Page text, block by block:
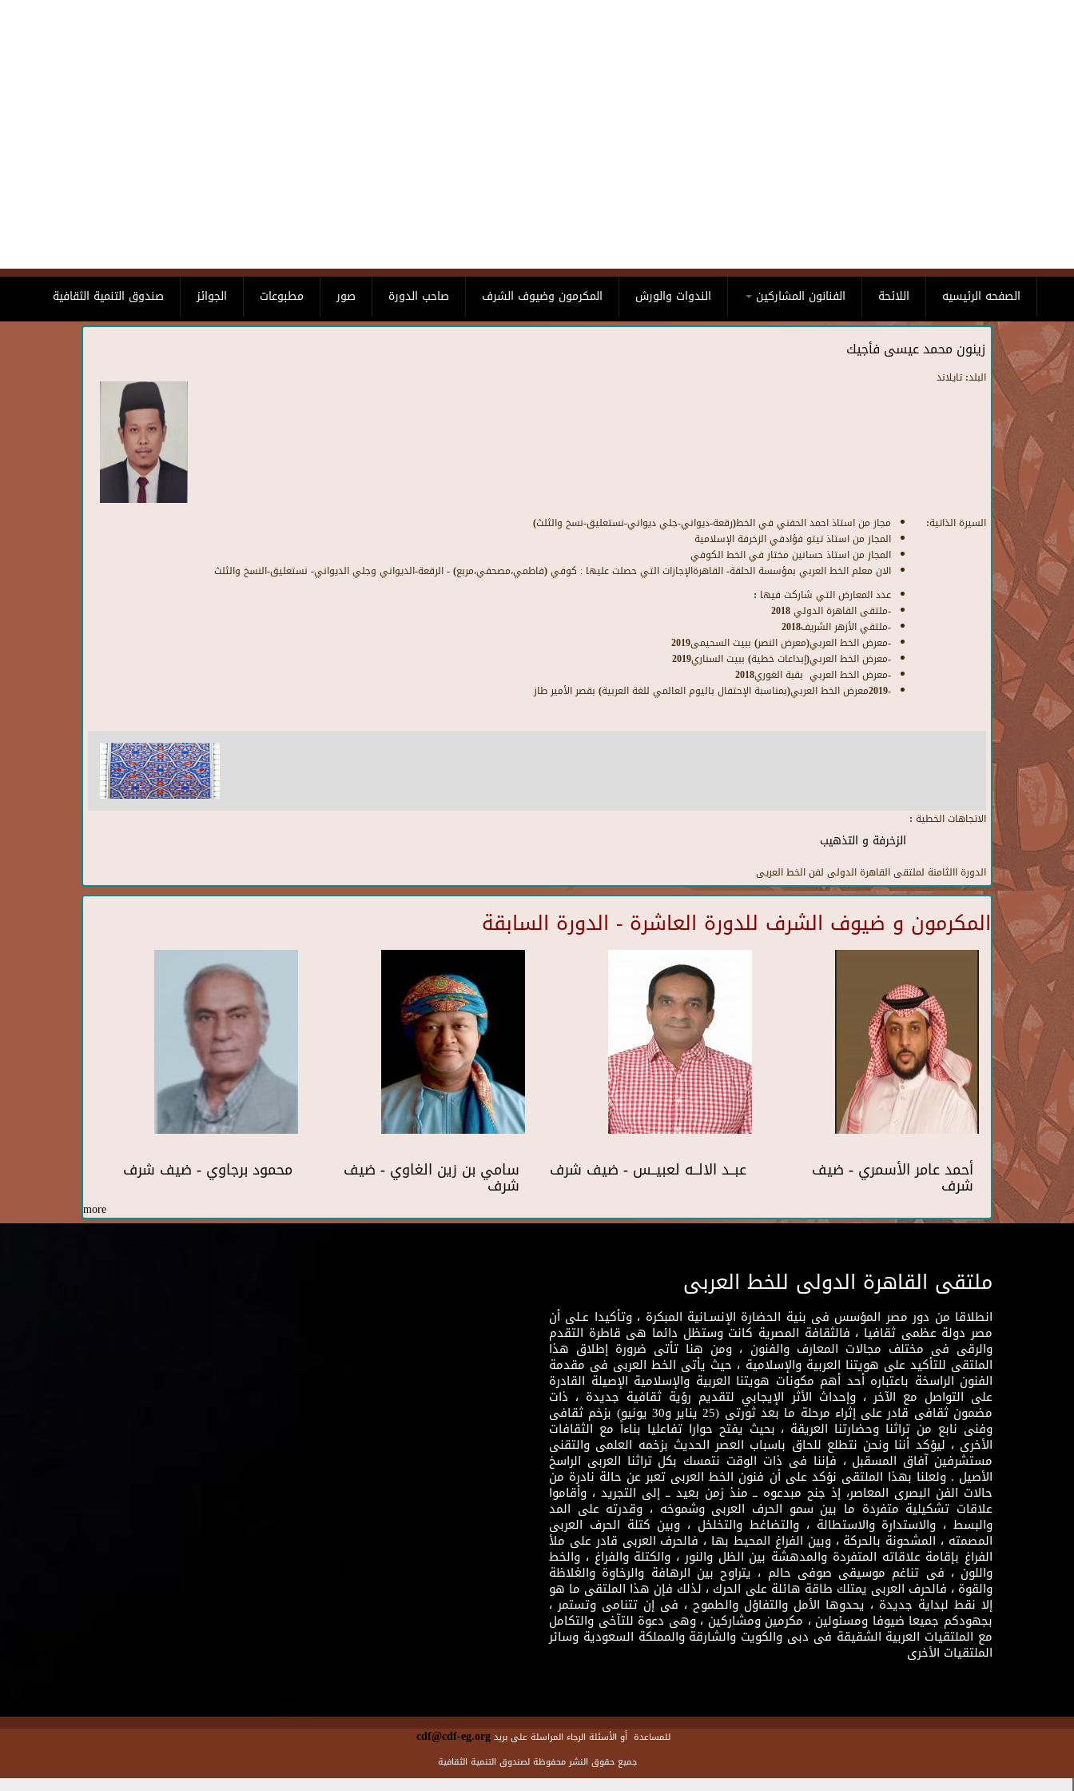
صندوق التنمية الثقافية الجوائز مطبوعات صور صاحب الدورة المكرمون وضيوف الشرف الندوات والورش الفنانون المشاركين اللائحة الصفحه الرئيسيه
زينون محمد عيسى فأجيك
البلد:تايلاند
السيرة الذاتية:
مجاز من استاذ احمد الحفني في الخط(رقعة-ديواني-جلي ديواني-نستعليق-نسخ والثلث)
المجاز من استاذ تيتو فؤادفي الزخرفة الإسلامية
المجاز من استاذ حسانين مختار في الخط الكوفي
الان معلم الخط العربي بمؤسسة الحلقة- القاهرةالإجازاتالتيحصلتعليها : كوفي(فاطمي،مصحفي،مربع) -الرقعة-الديواني وجليالديواني- نستعليق-النسخ والثلث
عددالمعارضالتي شاركت فيها :
-ملتقىالقاهرةالدولي
-ملتقيالأزهر الشريف2018
-معرضالخطالعربي(معرضالنصر)​ ببيتالسحيمى2019
-معرضالخطالعربي(إبداعاتخطية) ببيتالسناري2019
-معرضالخطالعربي بقبةالغوري2018
-2019
معرضالخطالعربي(بمناسبةالإحتفال باليومالعالمي للغةالعربية) بقصر الأمير طاز
الاتجاهات الخطية :
الزخرفة و التذهيب
الدورة االثامنة لملتقى القاهرة الدولى لفن الخط العريى
المكرمون و ضيوف الشرف للدورة العاشرة - الدورة السابقة
محمود برجاوي - ضيف شرف سامي بن زين الغاوي - ضيف
شرف
عبــد الالــه لعبيــس - ضيف شرف أحمد عامر الأسمري - ضيف
شرف
more
ملتقى القاهرة الدولى للخط العربى
انطلاقا من دور مصر المؤسس فى بنية الحضارة الإنسـانية المبكرة ، وتأكيدا عـلى أن
مصر دولة عظمى ثقافيا ، فالثقافة المصرية كانت وستظل دائما هى قاطرة التقدم
والرقى فى مختلف مجالات المعارف والفنون ، ومن هنا تأتى ضرورة إطلاق هذا
الملتقى للتأكيد على هويتنا العربية والإسلامية ، حيث يأتى الخط العربى فى مقدمة
الفنون الراسخة باعتباره أحد أهم مكونات هويتنا العربية والإسلامية الإصيلة القادرة
على التواصل مع الآخر ، وإحداث الأثر الإيجابي لتقديم رؤية ثقافية جديدة ، ذات
مضمون ثقافى قادر على إثراء مرحلة ما بعد ثورتى (25 يناير و30 يونيو) بزخم ثقافى
وفنى نابع من تراثنا وحضارتنا العريقة ، بحيث يفتح حوارا تفاعليا بناءاً مع الثقافات
الأخرى ، ليؤكد أننا ونحن نتطلع للحاق باسباب العصر الحديث بزخمه العلمى والتقنى
مستشرفين آفاق المسقبل ، فإننا فى ذات الوقت نتمسك بكل تراثنا العربى الراسخ
الأصيل . ولعلنا بهذا الملتقى نؤكد على أن فنون الخط العربى تعبر عن حالة نادرة من
حالات الفن البصرى المعاصر، إذ جنح مبدعوه ــ منذ زمن بعيد ــ إلى التجريد ، وأقاموا
علاقات تشكيلية متفردة ما بين سمو الحرف العربى وشموخه ، وقدرته على المد
والبسط ، والاستدارة والاستطالة ، والتضاغط والتخلخل ، وبين كتلة الحرف العربى
المصمته ، المشحونة بالحركة ، وبين الفراغ المحيط بها ، فالحرف العربى قادر على ملأ
الفراغ بإقامة علاقاته المتفردة والمدهشة بين الظل والنور ، والكتلة والفراغ ، والخط
واللون ، فى تناغم موسيقى صوفى حالم ، يتراوح بين الرهافة والرخاوة والغلاظة
والقوة ، فالحرف العربى يمتلك طاقة هائلة على الحرك ، لذلك فإن هذا الملتقى ما هو
إلا نقط لبداية جديدة ، يحدوها الأمل والتفاؤل والطموح ، فى إن تتنامى وتستمر ،
بجهودكم جميعا ضيوفا ومسئولين ، مكرمين ومشاركين ، وهى دعوة للتآخى والتكامل
مع الملتقيات العربية الشقيقة فى دبى والكويت والشارقة والمملكة السعودية وسائر
الملتقيات الأخرى
للمساعدة أو الأسئلة الرجاء المراسلة على بريدcdf@cdf-eg.org
جميع حقوق النشر محفوظة لصندوق التنمية الثقافية